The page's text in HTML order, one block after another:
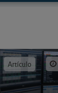
Artículo